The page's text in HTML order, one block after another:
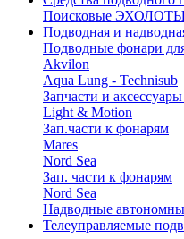
Поисковые
Подводная и
Подводные фонари
Akvilon
Aqua Lung - Technisub
Запчасти и
Light & Motion
Зап.части к фонарям
Mares
Nord Sea
Зап. части к фонарям
Nord Sea
Надводные
Телеуправляемые